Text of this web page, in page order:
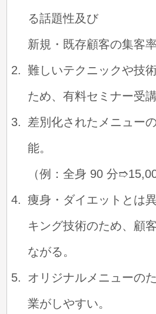
る話題性及び
新規・既存顧客の集客
難しいテクニックや技
ため、有料セミナー受
差別化されたメニュー
能。
（例：全身 90 分
痩身・ダイエットとは
キング技術のため、顧
ながる。
オリジナルメニューの
業がしやすい。